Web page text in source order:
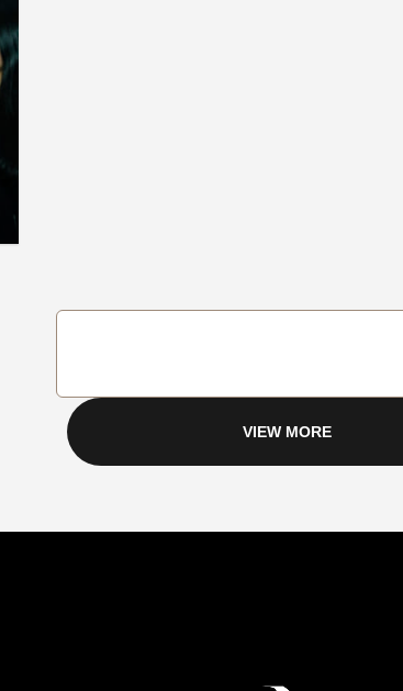
VIEW MORE